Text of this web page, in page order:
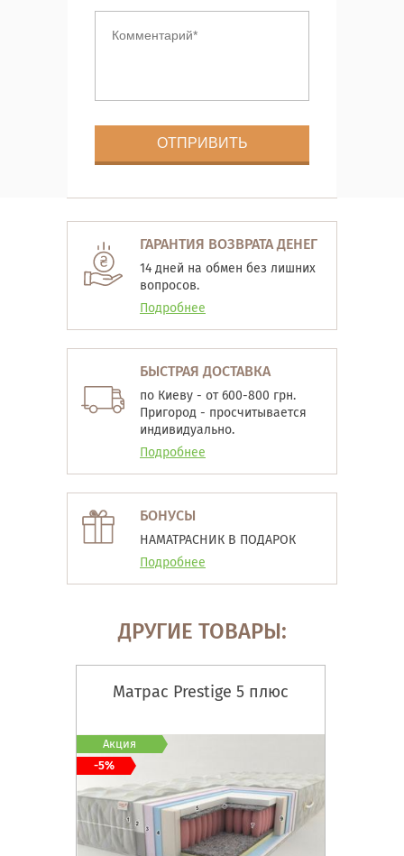
ГАРАНТИЯ ВОЗВРАТА ДЕНЕГ
14 дней на обмен без лишних
вопросов.
Подробнее
БЫСТРАЯ ДОСТАВКА
по Киеву - от 600-800 грн.
Пригород - просчитывается
индивидуально.
Подробнее
БОНУСЫ
НАМАТРАСНИК В ПОДАРОК
Подробнее
ДРУГИЕ ТОВАРЫ:
Матрас Prestige 5 плюс
Акция
-5%